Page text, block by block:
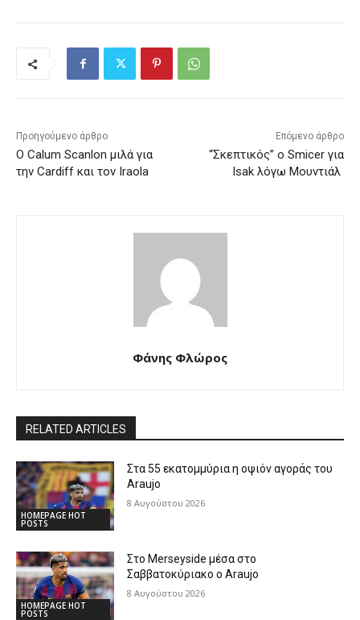
Προηγούμενο άρθρο
Ο Calum Scanlon μιλά για
την Cardiff και τον Iraola
Επόμενο άρθρο
“Σκεπτικός” ο Smicer για
Isak λόγω Μουντιάλ
Φάνης Φλώρος
RELATED ARTICLES
HOMEPAGE HOT
POSTS
Στα 55 εκατομμύρια η οψιόν αγοράς του
Araujo
8 Αυγούστου 2026
HOMEPAGE HOT
POSTS
Στο Merseyside μέσα στο
Σαββατοκύριακο ο Araujo
8 Αυγούστου 2026